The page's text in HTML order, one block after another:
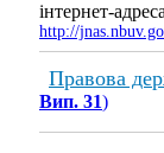
інтернет-
http://
Правова
Вип. 31)